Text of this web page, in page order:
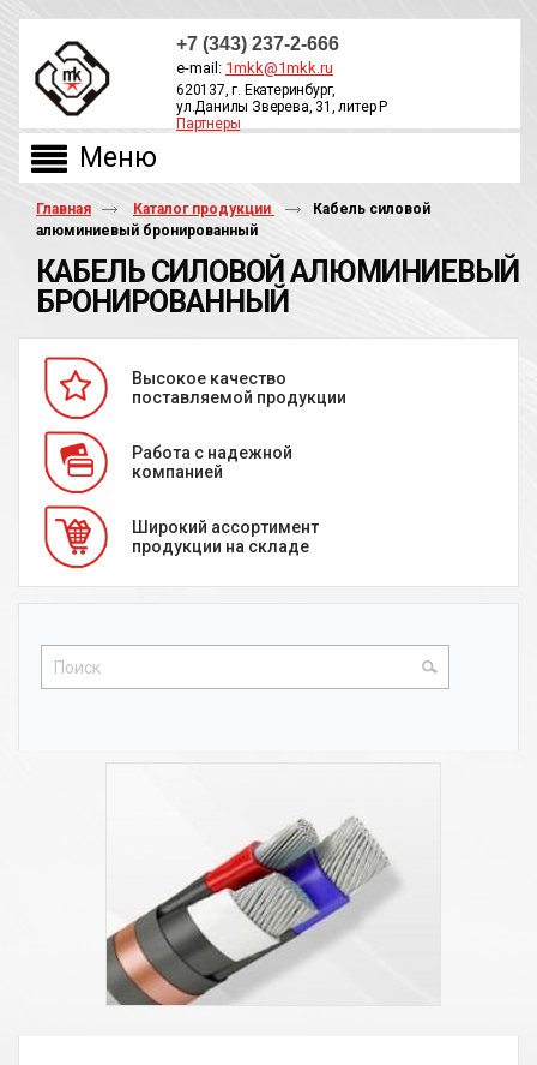
+7 (343) 237-2-666
e-mail: 1mkk@1mkk.ru
620137, г. Екатеринбург,
ул.Данилы Зверева, 31, литер Р
Партнеры
Главная Каталог продукции
Кабель силовой
алюминиевый бронированный
КАБЕЛЬ СИЛОВОЙ АЛЮМИНИЕВЫЙ
БРОНИРОВАННЫЙ
Высокое качество
поставляемой продукции
Работа с надежной
компанией
Широкий ассортимент
продукции на складе